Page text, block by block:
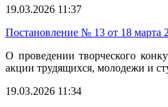
19.03.2026 11:37
Постановление № 13 от 18 марта
О проведении творческого
акции трудящихся, молодежи и
19.03.2026 11:34